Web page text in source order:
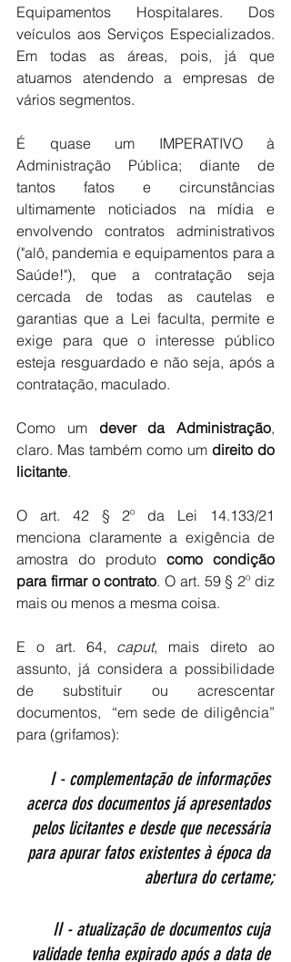
Equipamentos Hospitalares. Dos
veículos aos Serviços Especializados.
Em todas as áreas, pois, já que
atuamos atendendo a empresas de
vários segmentos.
É quase um IMPERATIVO à
Administração Pública; diante de
tantos fatos e circunstâncias
ultimamente noticiados na mídia e
envolvendo contratos administrativos
("alô, pandemia e equipamentos para a
Saúde!"), que a contratação seja
cercada de todas as cautelas e
garantias que a Lei faculta, permite e
exige para que o interesse público
esteja resguardado e não seja, após a
contratação, maculado.
Como um dever da Administração,
claro. Mas também como um direito do
licitante.
O art. 42 § 2º da Lei 14.133/21
menciona claramente a exigência de
amostra do produto como condição
para firmar o contrato. O art. 59 § 2º diz
mais ou menos a mesma coisa.
E o art. 64, caput, mais direto ao
assunto, já considera a possibilidade
de substituir ou acrescentar
documentos,  “em sede de diligência”
para (grifamos):
I - complementação de informações
acerca dos documentos já apresentados
pelos licitantes e desde que necessária
para apurar fatos existentes à época da
abertura do certame;
II - atualização de documentos cuja
validade tenha expirado após a data de